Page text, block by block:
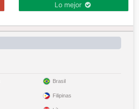
Lo mejor
Brasil
Filipinas